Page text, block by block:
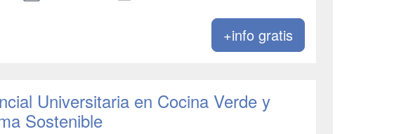
+info gratis
Universitaria en Cocina Verde y
Sostenible